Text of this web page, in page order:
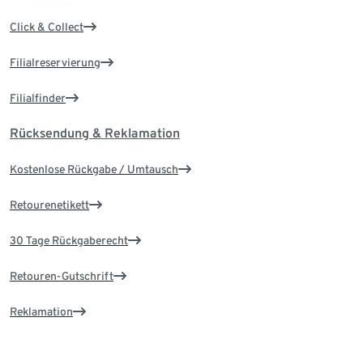
Click & Collect
Filialreservierung
Filialfinder
Rücksendung & Reklamation
Kostenlose Rückgabe / Umtausch
Retourenetikett
30 Tage Rückgaberecht
Retouren-Gutschrift
Reklamation